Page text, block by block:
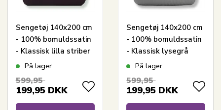
Sengetøj 140x200 cm
- 100% bomuldssatin
- Klassisk lilla striber
På lager
599,95
199,95 DKK
Sengetøj 140x200 cm
- 100% bomuldssatin
- Klassisk lysegrå
striber
På lager
599,95
199,95 DKK